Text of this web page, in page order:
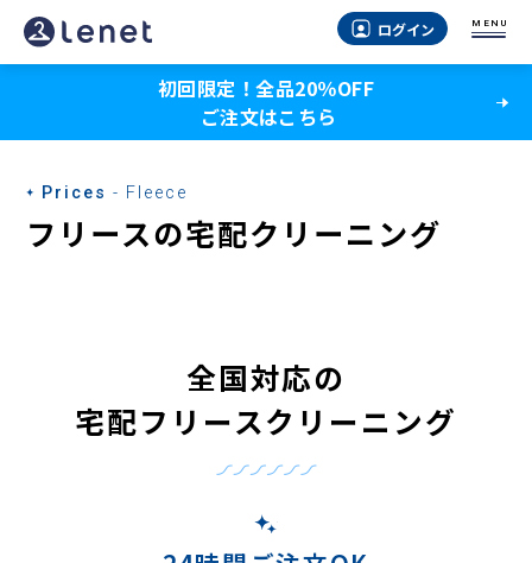
ログイン MENU
初回限定！全品20％OFF
ご注文はこちら
Prices - Fleece
フリースの宅配クリーニング
全国対応の
宅配フリースクリーニング